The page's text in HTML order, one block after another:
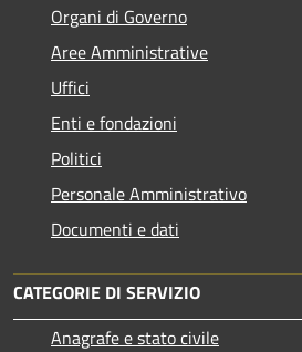
Organi di Governo
Aree Amministrative
Uffici
Enti e fondazioni
Politici
Personale Amministrativo
Documenti e dati
CATEGORIE DI SERVIZIO
Anagrafe e stato civile